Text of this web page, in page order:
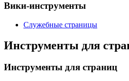
Вики-инструменты
Служебные страницы
Инструменты для
Инструменты для страниц